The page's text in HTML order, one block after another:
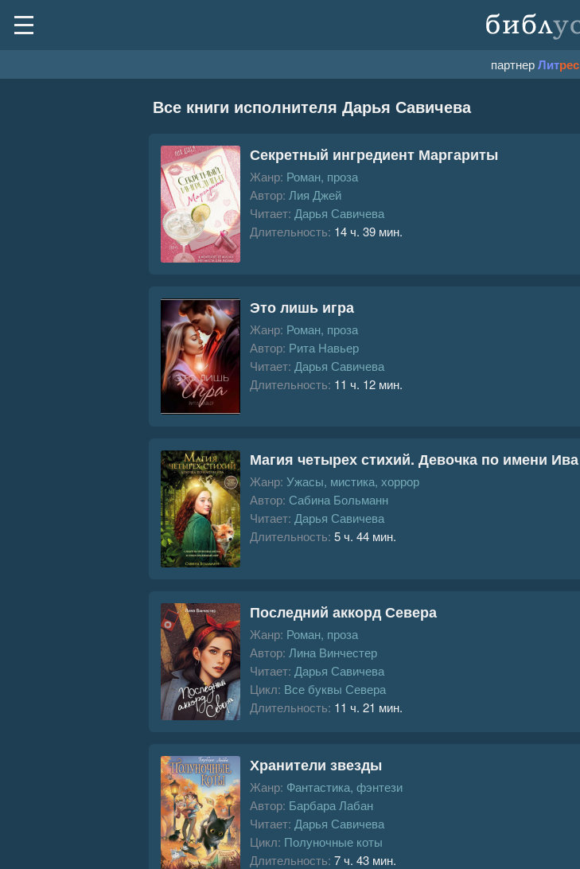
партнерЛитрес
Все книги исполнителя Дарья Савичева
Секретный ингредиент Маргариты
Жанр: Роман, проза
Автор: Лия Джей
Читает: Дарья Савичева
Длительность: 14 ч. 39 мин.
Это лишь игра
Жанр: Роман, проза
Автор: Рита Навьер
Читает: Дарья Савичева
Длительность: 11 ч. 12 мин.
Магия четырех стихий. Девочка по имени Ива
Жанр: Ужасы, мистика, хоррор
Автор: Сабина Больманн
Читает: Дарья Савичева
Длительность: 5 ч. 44 мин.
Последний аккорд Севера
Жанр: Роман, проза
Автор: Лина Винчестер
Читает: Дарья Савичева
Цикл: Все буквы Севера
Длительность: 11 ч. 21 мин.
Хранители звезды
Жанр: Фантастика, фэнтези
Автор: Барбара Лабан
Читает: Дарья Савичева
Цикл: Полуночные коты
Длительность: 7 ч. 43 мин.